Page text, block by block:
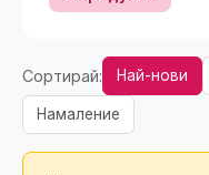
Сортирай: Най-нови
Намаление